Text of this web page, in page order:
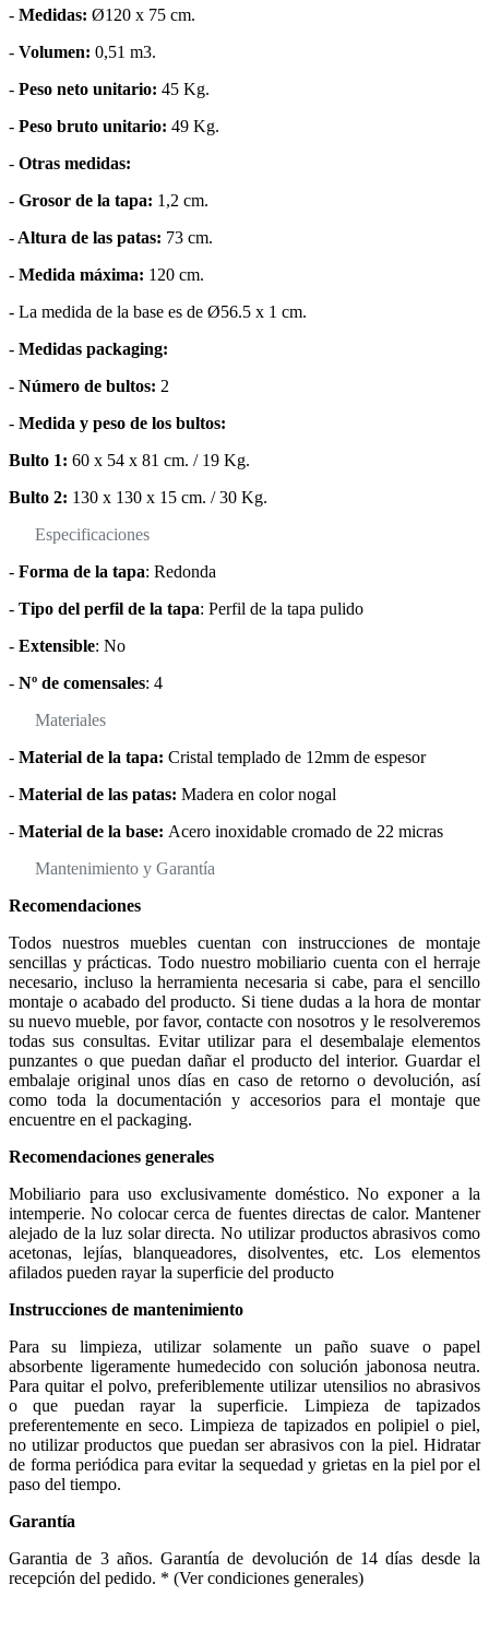
- Medidas: Ø120 x 75 cm.
- Volumen: 0,51 m3.
- Peso neto unitario: 45 Kg.
- Peso bruto unitario: 49 Kg.
- Otras medidas:
- Grosor de la tapa: 1,2 cm.
- Altura de las patas: 73 cm.
- Medida máxima: 120 cm.
- La medida de la base es de Ø56.5 x 1 cm.
- Medidas packaging:
- Número de bultos: 2
- Medida y peso de los bultos:
Bulto 1: 60 x 54 x 81 cm. / 19 Kg.
Bulto 2: 130 x 130 x 15 cm. / 30 Kg.
Especificaciones
- Forma de la tapa: Redonda
- Tipo del perfil de la tapa: Perfil de la tapa pulido
- Extensible: No
- Nº de comensales: 4
Materiales
- Material de la tapa: Cristal templado de 12mm de espesor
- Material de las patas: Madera en color nogal
- Material de la base: Acero inoxidable cromado de 22 micras
Mantenimiento y Garantía
Recomendaciones
Todos nuestros muebles cuentan con instrucciones de montaje
sencillas y prácticas. Todo nuestro mobiliario cuenta con el herraje
necesario, incluso la herramienta necesaria si cabe, para el sencillo
montaje o acabado del producto. Si tiene dudas a la hora de montar
su nuevo mueble, por favor, contacte con nosotros y le resolveremos
todas sus consultas. Evitar utilizar para el desembalaje elementos
punzantes o que puedan dañar el producto del interior. Guardar el
embalaje original unos días en caso de retorno o devolución, así
como toda la documentación y accesorios para el montaje que
encuentre en el packaging.
Recomendaciones generales
Mobiliario para uso exclusivamente doméstico. No exponer a la
intemperie. No colocar cerca de fuentes directas de calor. Mantener
alejado de la luz solar directa. No utilizar productos abrasivos como
acetonas, lejías, blanqueadores, disolventes, etc. Los elementos
afilados pueden rayar la superficie del producto
Instrucciones de mantenimiento
Para su limpieza, utilizar solamente un paño suave o papel
absorbente ligeramente humedecido con solución jabonosa neutra.
Para quitar el polvo, preferiblemente utilizar utensilios no abrasivos
o que puedan rayar la superficie. Limpieza de tapizados
preferentemente en seco. Limpieza de tapizados en polipiel o piel,
no utilizar productos que puedan ser abrasivos con la piel. Hidratar
de forma periódica para evitar la sequedad y grietas en la piel por el
paso del tiempo.
Garantía
Garantia de 3 años. Garantía de devolución de 14 días desde la
recepción del pedido. * (Ver condiciones generales)